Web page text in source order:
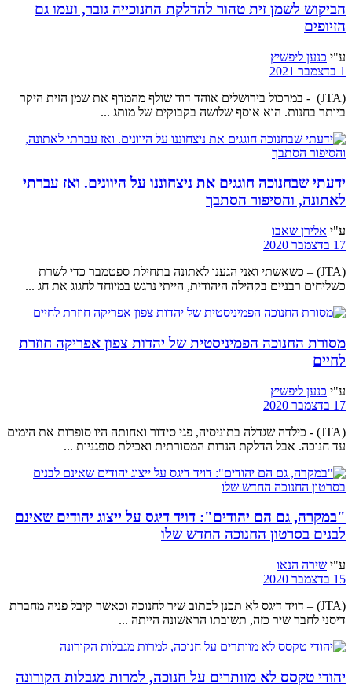
הביקוש לשמן זית טהור להדלקת החנוכייה גובר, ועמו גם
הזיופים
ע"י כנען ליפשיץ
1 בדצמבר 2021
(JTA) - במרכול בירושלים אוהד דוד שולף מהמדף את שמן הזית היקר
ביותר בחנות. הוא אוסף שלושה בקבוקים של מותג ...
ידעתי שבחנוכה חוגגים את ניצחוננו על היוונים. ואז עברתי
לאתונה, והסיפור הסתבך
ע"י אלירן שאבו
17 בדצמבר 2020
(JTA) – כשאשתי ואני הגענו לאתונה בתחילת ספטמבר כדי לשרת
כשליחים רבניים בקהילה היהודית, הייתי נרגש במיוחד לחגוג את חג ...
מסורת החנוכה הפמיניסטית של יהדות צפון אפריקה חוזרת
לחיים
ע"י כנען ליפשיץ
17 בדצמבר 2020
(JTA) - כילדה שגדלה בתוניסיה, פגי סידור ואחותה היו סופרות את הימים
עד חנוכה. אבל הדלקת הנרות המסורתית ואכילת סופגניות ...
"במקרה, גם הם יהודים": דויד דיגס על ייצוג יהודים שאינם
לבנים בסרטון החנוכה החדש שלו
ע"י שירה הנאו
15 בדצמבר 2020
(JTA) – דויד דיגס לא תכנן לכתוב שיר לחנוכה וכאשר קיבל פניה מחברת
דיסני לחבר שיר כזה, תשובתו הראשונה הייתה ...
יהודי טקסס לא מוותרים על חנוכה, למרות מגבלות הקורונה